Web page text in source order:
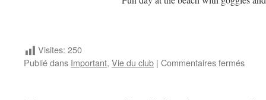
Visites: 250
Publié dans Important, Vie du club | Commentaires ferméssur